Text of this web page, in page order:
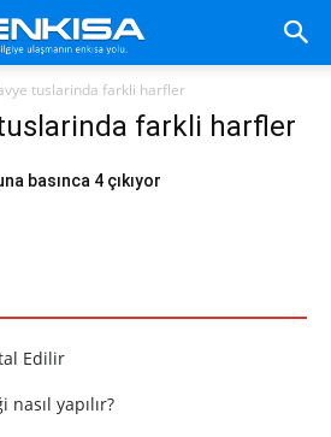
tuslarinda farkli harfler
farkli harfler
basınca 4 çıkıyor
Edilir
yapılır?